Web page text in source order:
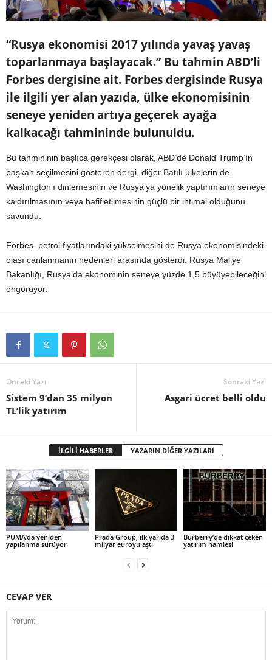
“Rusya ekonomisi 2017 yılında yavaş yavaş
toparlanmaya başlayacak.” Bu tahmin ABD’li
Forbes dergisine ait. Forbes dergisinde Rusya
ile ilgili yer alan yazıda, ülke ekonomisinin
seneye yeniden artıya geçerek ayağa
kalkacağı tahmininde bulunuldu.
Bu tahmininin başlıca gerekçesi olarak, ABD’de Donald Trump’ın
başkan seçilmesini gösteren dergi, diğer Batılı ülkelerin de
Washington’ı dinlemesinin ve Rusya’ya yönelik yaptırımların seneye
kaldırılmasının veya hafifletilmesinin güçlü bir ihtimal olduğunu
savundu.
Forbes, petrol fiyatlarındaki yükselmesini de Rusya ekonomisindeki
olası canlanmanın nedenleri arasında gösterdi. Rusya Maliye
Bakanlığı, Rusya’da ekonominin seneye yüzde 1,5 büyüyebileceğini
öngörüyor.
Önceki Yazı
Sistem 9’dan 35 milyon
TL’lik yatırım
Sonraki Yazı
Asgari ücret belli oldu
İLGİLİ HABERLER YAZARIN DİĞER YAZILARI
PUMA’da yeniden
yapılanma sürüyor
Prada Group, ilk yarıda 3
milyar euroyu aştı
Burberry’de dikkat çeken
yatırım hamlesi
CEVAP VER